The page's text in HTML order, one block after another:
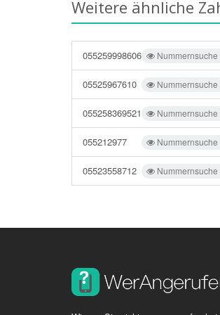
Weitere ähnliche
055259998606
05525967610
055258369521
055212977
05523558712